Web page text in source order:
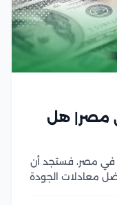
مصر| هل
في مصر، فستجد أن
معادلات الجودة